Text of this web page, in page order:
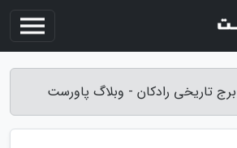
تاریخی رادکان - وبلاگ پاورست